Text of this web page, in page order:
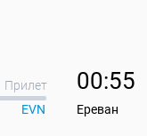
Прилет
EVN
00:55
Ереван